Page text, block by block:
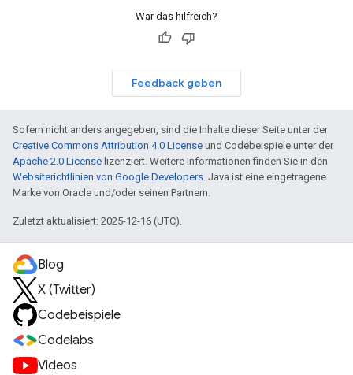
War das hilfreich?
Feedback geben
Sofern nicht anders angegeben, sind die Inhalte dieser Seite unter der
Creative Commons Attribution 4.0 License und Codebeispiele unter der
Apache 2.0 License lizenziert. Weitere Informationen finden Sie in den
Websiterichtlinien von Google Developers . Java ist eine eingetragene
Marke von Oracle und/oder seinen Partnern.
Zuletzt aktualisiert: 2025-12-16 (UTC).
Blog
X (Twitter)
Codebeispiele
Codelabs
Videos